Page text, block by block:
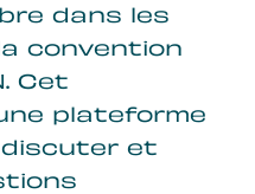
dans les
convention
Cet
plateforme
discuter et